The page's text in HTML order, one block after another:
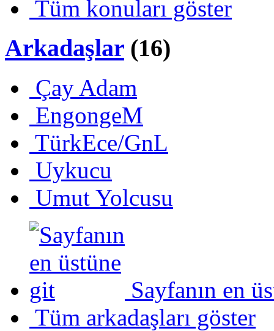
Tüm konuları göster
Arkadaşlar (16)
Çay Adam
EngongeM
TürkEce/GnL
Uykucu
Umut Yolcusu
Sayfanın en
Tüm arkadaşları göster